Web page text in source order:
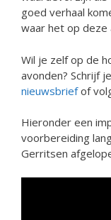
goed verhaal
waar het op deze
Wil je zelf op de
avonden? Schrijf
nieuwsbriefof
Hieronder een
voorbereiding
Gerritsen